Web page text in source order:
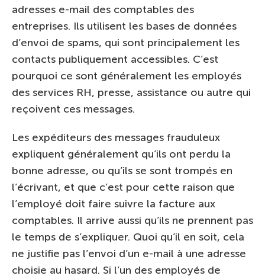
adresses e-mail des comptables des
entreprises. Ils utilisent les bases de données
d’envoi de spams, qui sont principalement les
contacts publiquement accessibles. C’est
pourquoi ce sont généralement les employés
des services RH, presse, assistance ou autre qui
reçoivent ces messages.
Les expéditeurs des messages frauduleux
expliquent généralement qu’ils ont perdu la
bonne adresse, ou qu’ils se sont trompés en
l’écrivant, et que c’est pour cette raison que
l’employé doit faire suivre la facture aux
comptables. Il arrive aussi qu’ils ne prennent pas
le temps de s’expliquer. Quoi qu’il en soit, cela
ne justifie pas l’envoi d’un e-mail à une adresse
choisie au hasard. Si l’un des employés de